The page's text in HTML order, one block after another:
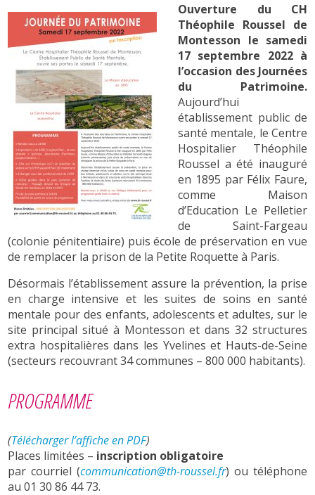
Ouverture du CH
Théophile Roussel de
Montesson le samedi
17 septembre 2022 à
l’occasion des Journées
du Patrimoine.
Aujourd’hui
établissement public de
santé mentale, le Centre
Hospitalier Théophile
Roussel a été inauguré
en 1895 par Félix Faure,
comme Maison
d’Education Le Pelletier
de Saint-Fargeau
(colonie pénitentiaire) puis école de préservation en vue
de remplacer la prison de la Petite Roquette à Paris.
Désormais l’établissement assure la prévention, la prise
en charge intensive et les suites de soins en santé
mentale pour des enfants, adolescents et adultes, sur le
site principal situé à Montesson et dans 32 structures
extra hospitalières dans les Yvelines et Hauts-de-Seine
(secteurs recouvrant 34 communes – 800 000 habitants).
PROGRAMME
(Télécharger l’affiche en PDF)
Places limitées – inscription obligatoire
par courriel (communication@th-roussel.fr) ou téléphone
au 01 30 86 44 73.